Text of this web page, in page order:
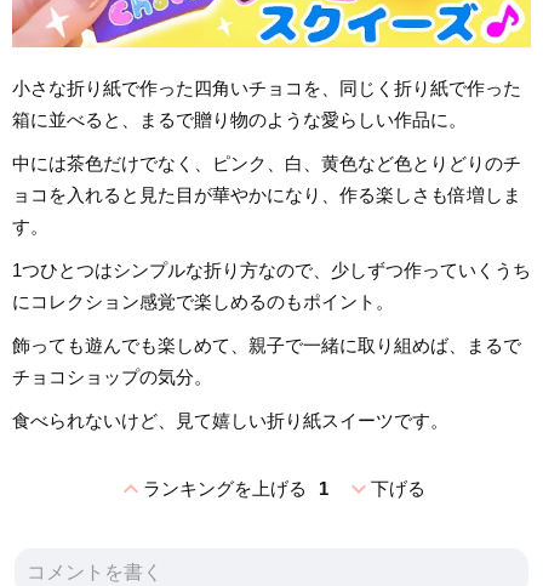
小さな折り紙で作った四角いチョコを、同じく折り紙で作った
箱に並べると、まるで贈り物のような愛らしい作品に。
中には茶色だけでなく、ピンク、白、黄色など色とりどりのチ
ョコを入れると見た目が華やかになり、作る楽しさも倍増しま
す。
1つひとつはシンプルな折り方なので、少しずつ作っていくうち
にコレクション感覚で楽しめるのもポイント。
飾っても遊んでも楽しめて、親子で一緒に取り組めば、まるで
チョコショップの気分。
食べられないけど、見て嬉しい折り紙スイーツです。
expand_lessランキングを上げる 1 expand_more下げる